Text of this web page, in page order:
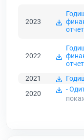
2023
отчет
2022
отчет
2021
2020
-